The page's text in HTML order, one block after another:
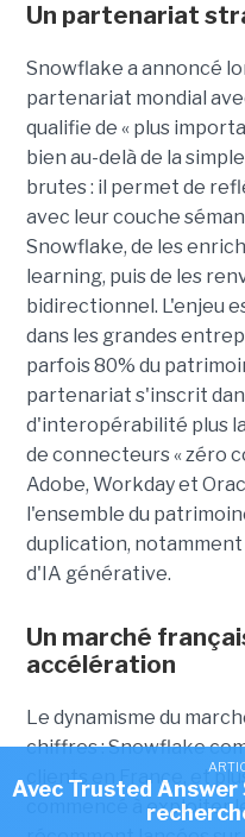
Un partenariat
Snowflake a annoncé
partenariat mondial
qualifie de « plus
bien au-delà de la
brutes : il permet de
avec leur couche
Snowflake, de les
learning, puis de les
bidirectionnel. L'enjeu
dans les grandes
parfois 80% du
partenariat s'inscrit
d'interopérabilité plus
de connecteurs « zéro
Adobe, Workday et
l'ensemble du
duplication,
d'IA générative.
Un marché
accélération
Le dynamisme du
chiffres : Snowflake
clients en France, et
commencé à exploiter
Avec Trusted